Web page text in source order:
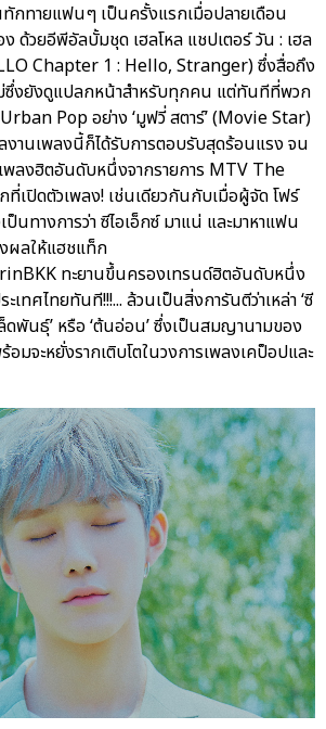
ทักทายแฟนๆ เป็นครั้งแรกเมื่อปลายเดือน
ด้วยอีพีอัลบั้มชุด เฮลโหล แชปเตอร์ วัน : เฮล
Chapter 1 : Hello, Stranger) ซึ่งสื่อถึง
ซึ่งยังดูแปลกหน้าสำหรับทุกคน แต่ทันทีที่พวก
Pop อย่าง ‘มูฟวี่ สตาร์’ (Movie Star)
งานเพลงนี้ก็ได้รับการตอบรับสุดร้อนแรง จน
เพลงฮิตอันดับหนึ่งจากรายการ MTV The
ที่เปิดตัวเพลง! เช่นเดียวกันกับเมื่อผู้จัด โฟร์
นทางการว่า ซีไอเอ็กซ์ มาแน่ และมาหาแฟน
ผลให้แฮชแท็ก
ทะยานขึ้นครองเทรนด์ฮิตอันดับหนึ่ง
ะเทศไทยทันที!!!... ล้วนเป็นสิ่งการันตีว่าเหล่า ‘ซี
ล็ดพันธุ์’ หรือ ‘ต้นอ่อน’ ซึ่งเป็นสมญานามของ
มจะหยั่งรากเติบโตในวงการเพลงเคป็อปและ